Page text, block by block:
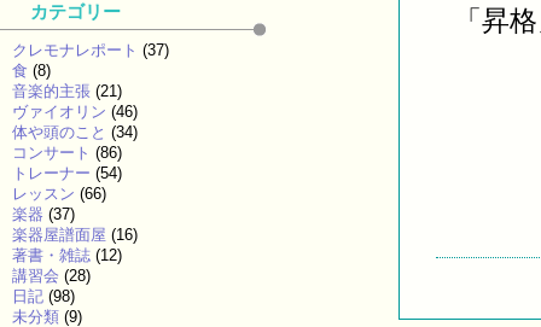
「昇
カテゴリー
クレモナレポート (37)
食 (8)
音楽的主張 (21)
ヴァイオリン (46)
体や頭のこと (34)
コンサート (86)
トレーナー (54)
レッスン (66)
楽器 (37)
楽器屋譜面屋 (16)
著書・雑誌 (12)
講習会 (28)
日記 (98)
未分類 (9)